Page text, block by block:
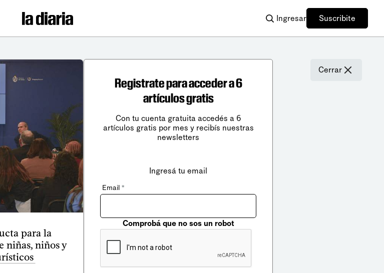
Ingresar Suscribite
para la
niñas, niños y
Cerrar
Registrate para acceder a 6
artículos gratis
Con tu cuenta gratuita accedés a 6
artículos gratis por mes y recibís nuestras
newsletters
Ingresá tu email
Email *
Comprobá que no sos un robot